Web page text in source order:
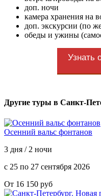
доп. ночи
камера хранения на
доп. экскурсии (по
обеды и ужины
Узнать
Другие туры в Санкт-
Осенний вальс фонтанов
3 дня / 2 ночи
с 25 по 27 сентября 2026
От 16 150 руб